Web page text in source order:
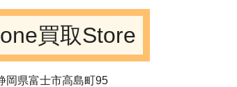
買取Store
岡県富士市高島町95